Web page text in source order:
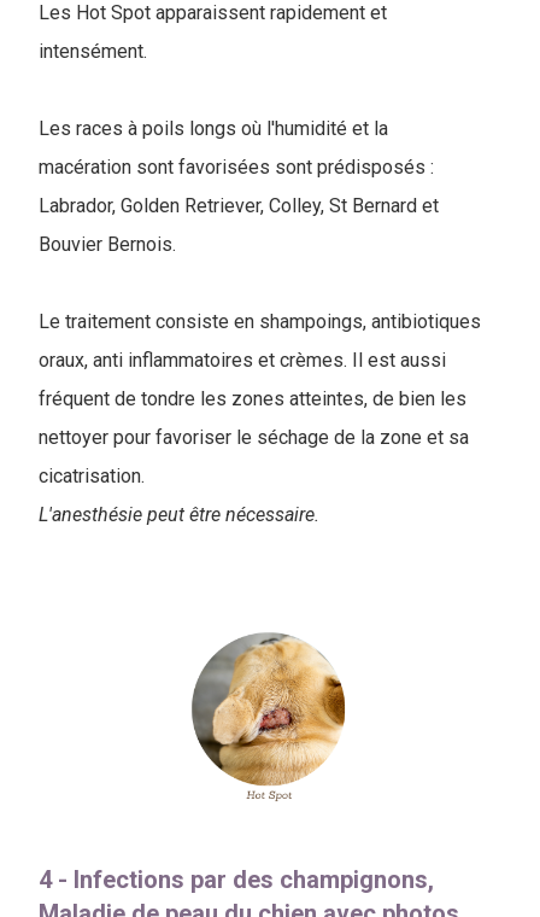
Les Hot Spot apparaissent rapidement et
intensément.
Les races à poils longs où l'humidité et la
macération sont favorisées sont prédisposés :
Labrador, Golden Retriever, Colley, St Bernard et
Bouvier Bernois.
Le traitement consiste en shampoings, antibiotiques
oraux, anti inflammatoires et crèmes. Il est aussi
fréquent de tondre les zones atteintes, de bien les
nettoyer pour favoriser le séchage de la zone et sa
cicatrisation.
L'anesthésie peut être nécessaire.
4 - Infections par des champignons,